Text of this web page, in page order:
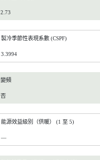
2.73
製冷季節性表現系數 (CSPF)
3.3994
變頻
否
能源效益級別（供暖） (1 至 5)
—